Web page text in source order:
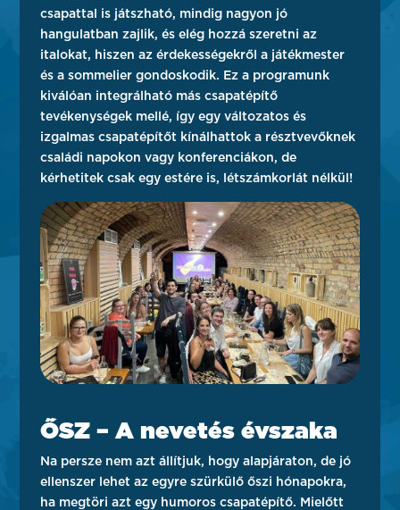
csapattal is játszható, mindig nagyon jó
hangulatban zajlik, és elég hozzá szeretni az
italokat, hiszen az érdekességekről a játékmester
és a sommelier gondoskodik. Ez a programunk
kiválóan integrálható más csapatépítő
tevékenységek mellé, így egy változatos és
izgalmas csapatépítőt kínálhattok a résztvevőknek
családi napokon vagy konferenciákon, de
kérhetitek csak egy estére is, létszámkorlát nélkül!
ŐSZ – A nevetés évszaka
Na persze nem azt állítjuk, hogy alapjáraton, de jó
ellenszer lehet az egyre szürkülő őszi hónapokra,
ha megtöri azt egy humoros csapatépítő. Mielőtt